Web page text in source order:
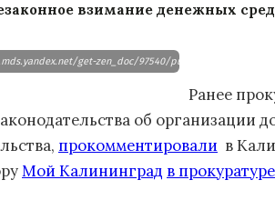
взимание денежных
get-zen_doc/97540/
Ранее
об организации
прокомментировали в
Мой Калининград в прокуратуре